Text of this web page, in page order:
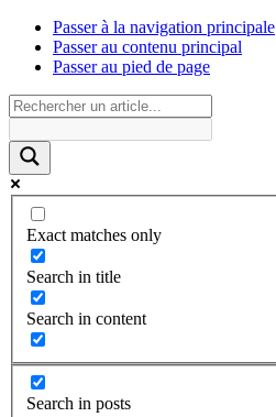
Passer à la navigation principale
Passer au contenu principal
Passer au pied de page
Exact matches only
Search in title
Search in content
Search in posts